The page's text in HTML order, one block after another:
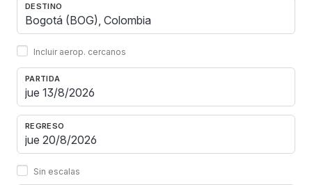
DESTINO
Incluir aerop. cercanos
PARTIDA
REGRESO
Sin escalas